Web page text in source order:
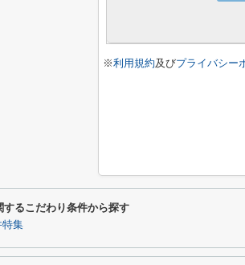
※利用規約及びプライバシー
するこだわり条件から探す
特集